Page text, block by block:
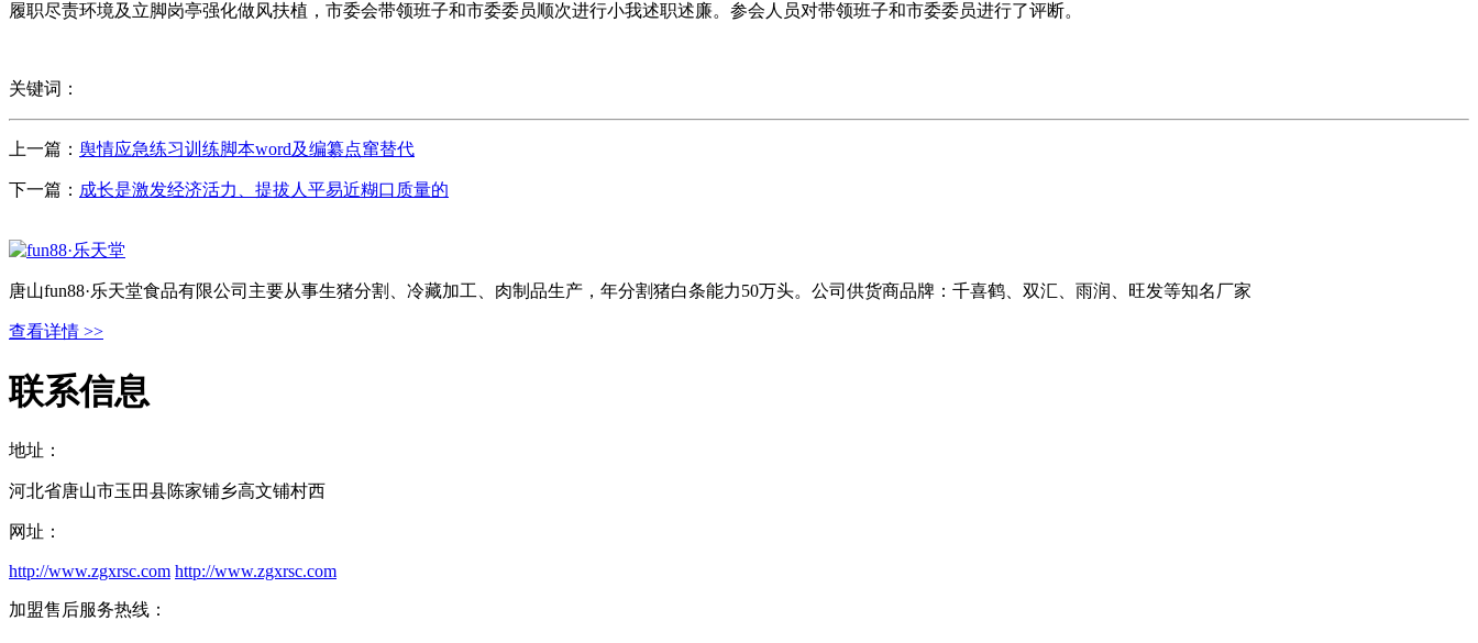
履职尽责环境及立脚岗亭强化做风扶植，市委会带领班子和市委委员顺次进行小我述职述廉。参会人员对带领班子和市委委员进行了评断。
关键词：
上一篇： 舆情应急练习训练脚本word及编纂点窜替代
下一篇： 成长是激发经济活力、提拔人平易近糊口质量的
唐山fun88·乐天堂食品有限公司主要从事生猪分割、冷藏加工、肉制品生产，年分割猪白条能力50万头。公司供货商品牌：千喜鹤、双汇、雨润、旺发等知名厂家
查看详情 >>
联系信息
地址：
河北省唐山市玉田县陈家铺乡高文铺村西
网址：
http://www.zgxrsc.com http://www.zgxrsc.com
加盟售后服务热线：